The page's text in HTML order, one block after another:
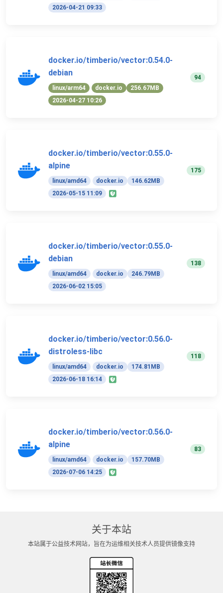
2026-04-21 09:33
docker.io/timberio/vector:0.54.0-
debian
linux/arm64 docker.io
256.67MB
2026-04-27 10:26
94
docker.io/timberio/vector:0.55.0-
alpine
linux/amd64 docker.io
146.62MB
2026-05-15 11:09
175
docker.io/timberio/vector:0.55.0-
debian
linux/amd64 docker.io
246.79MB
2026-06-02 15:05
138
docker.io/timberio/vector:0.56.0-
distroless-libc
linux/amd64 docker.io
174.81MB
2026-06-18 16:14
118
docker.io/timberio/vector:0.56.0-
alpine
linux/amd64 docker.io
157.70MB
2026-07-06 14:25
83
关于本站
本站属于公益技术网站，旨在为运维相关技术人员提供镜像支持